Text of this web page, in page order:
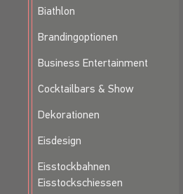
Biathlon
Brandingoptionen
Business Entertainment
Cocktailbars & Show
Dekorationen
Eisdesign
Eisstockbahnen
Eisstockschiessen